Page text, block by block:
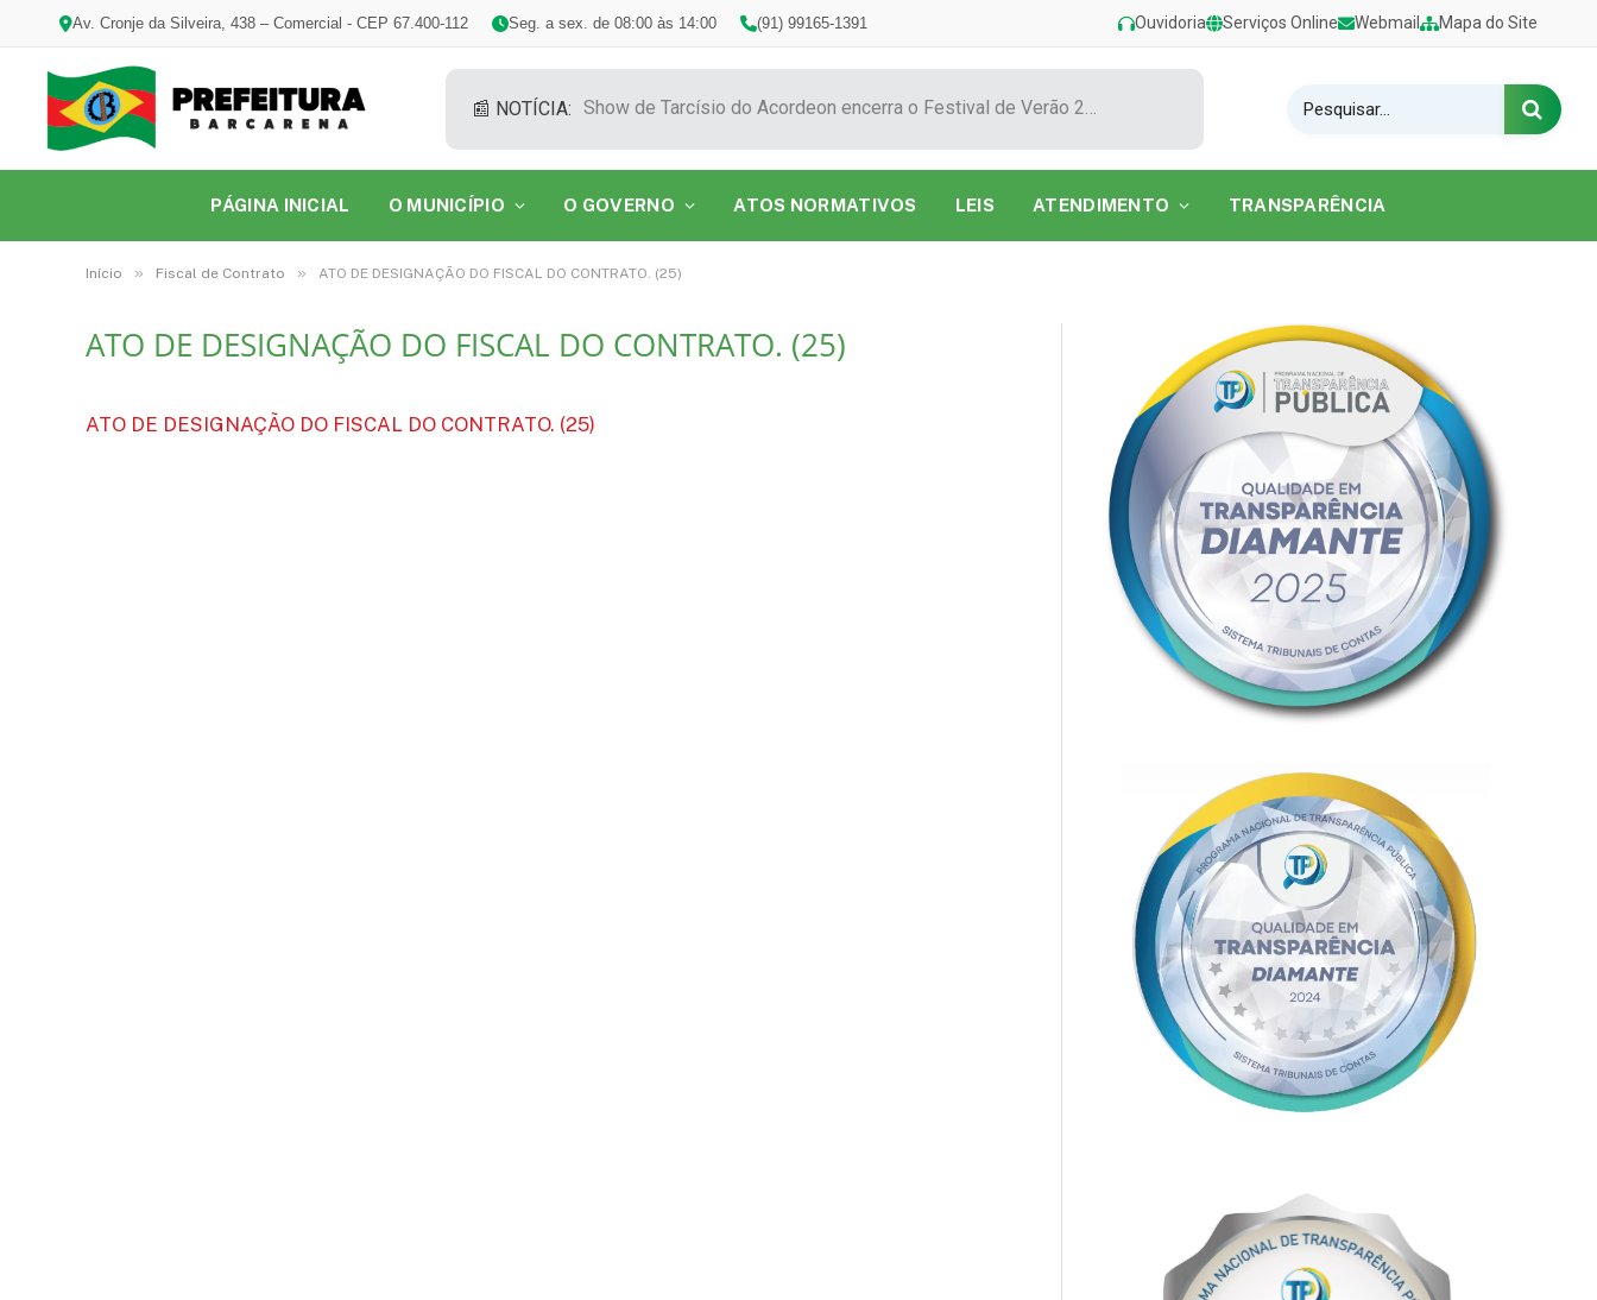
Av. Cronje da Silveira, 438 – Comercial - CEP 67.400-112 Seg. a sex. de 08:00 às 14:00 (91) 99165-1391 Ouvidoria Serviços Online Webmail Mapa do Site
📰 NOTÍCIA: Show de Tarcísio do Acordeon encerra o Festival de Verão 2026 na Praia do Caripi
PÁGINA INICIAL O MUNICÍPIO O GOVERNO ATOS NORMATIVOS LEIS ATENDIMENTO TRANSPARÊNCIA
Início » Fiscal de Contrato » ATO DE DESIGNAÇÃO DO FISCAL DO CONTRATO. (25)
ATO DE DESIGNAÇÃO DO FISCAL DO CONTRATO. (25)
ATO DE DESIGNAÇÃO DO FISCAL DO CONTRATO. (25)